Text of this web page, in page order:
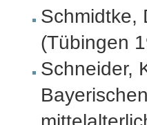
Schmidtke,
(Tübingen
Schneider,